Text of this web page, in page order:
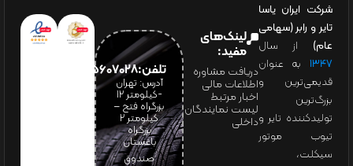
شرکت ایران یاسا
تایر و رابر (سهامی
عام) از سال
۱۳۴۷ به عنوان
قدیمی‌ترین و
بزرگ‌ترین
تولیدکننده تایر و
تیوب موتور
سیکلت،
لینک‌های
مفید:
دریافت مشاوره
اطلاعات مالی
اخبار مرتبط
لیست نمایندگان
داخلی
تلفن:65607028(021)
آدرس: تهران
-کیلومتر 12
بزرگراه فتح –
کیلومتر ۲
بزرگراه
باغستان
صندوق